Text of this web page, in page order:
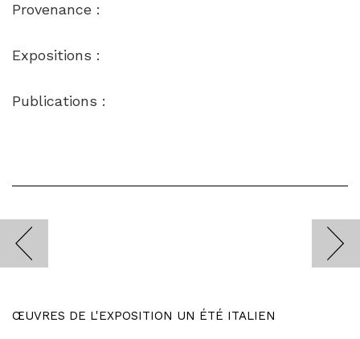
Provenance :
Expositions :
Publications :
ŒUVRES DE L'EXPOSITION UN ÉTÉ ITALIEN